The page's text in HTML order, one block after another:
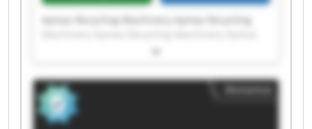
Aymas Recycling Machinery Aymas Recycling
Recycling Machinery Aymas Recycling Machinery
Machinery Aymas Recycling Machinery Aymas
Recycling Machinery Aymas Recycling Machinery
Aymas Recycling Machinery Aymas Recycling
Machinery Aymas Recycling Machinery Aymas